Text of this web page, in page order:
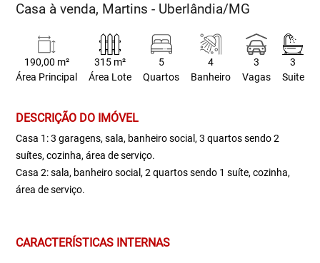
Casa à venda, Martins - Uberlândia/MG
190,00 m²
Área Principal
315 m²
Área Lote
5
Quartos
4
Banheiro
3
Vagas
3
Suite
DESCRIÇÃO DO IMÓVEL
Casa 1: 3 garagens, sala, banheiro social, 3 quartos sendo 2
suítes, cozinha, área de serviço.
Casa 2: sala, banheiro social, 2 quartos sendo 1 suíte, cozinha,
área de serviço.
CARACTERÍSTICAS INTERNAS